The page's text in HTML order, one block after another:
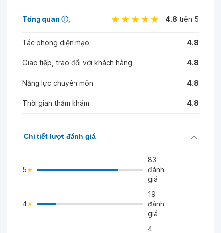
Tổng quan ⓘ 4.8 trên 5
Tác phong diện mạo 4.8
Giao tiếp, trao đổi với khách hàng 4.8
Năng lực chuyên môn 4.8
Thời gian thăm khám 4.8
Chi tiết lượt đánh giá
5
83
đánh
giá
4 >
19
đánh
giá
4